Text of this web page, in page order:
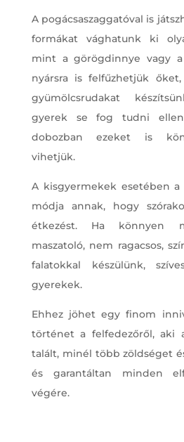
A pogácsaszaggatóval is
formákat vághatunk ki
mint a görögdinnye vagy a
nyársra is felfűzhetjük
gyümölcsrudakat
gyerek se fog tudni
dobozban ezeket is
vihetjük.
A kisgyermekek esetében
módja annak, hogy
étkezést. Ha könnyen
maszatoló, nem ragacsos,
falatokkal készülünk,
gyerekek.
Ehhez jöhet egy finom
történet a felfedezőről, aki
talált, minél több zöldséget
és garantáltan minden
végére.